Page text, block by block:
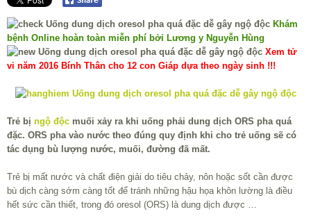
Khám
bệnh Online hoàn toàn miễn phí bởi Lương y Nguyễn Hùng
Xem tử
vi năm 2016 Bính Thân cho 12 con Giáp dựa theo ngày sinh !!!
Trẻ bị ngộ độc muối xảy ra khi uống phải dung dịch ORS pha quá
đặc. ORS pha vào nước theo đúng quy định khi cho trẻ uống sẽ có
tác dụng bù lượng nước, muối, đường đã mất.
Trẻ bị mất nước và chất điện giải do tiêu chảy, nôn hoặc sốt cần được
bù dịch càng sớm càng tốt để tránh những hậu họa khôn lường là điều
hết sức cần thiết, trong đó oresol (ORS) là dung dịch được …